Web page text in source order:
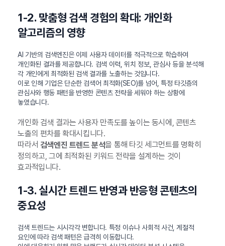
1-2. 맞춤형 검색 경험의 확대: 개인화
알고리즘의 영향
AI 기반의 검색엔진은 이제 사용자 데이터를 적극적으로 학습하여
개인화된 결과를 제공합니다. 검색 이력, 위치 정보, 관심사 등을 분석해
각 개인에게 최적화된 검색 결과를 노출하는 것입니다.
이로 인해 기업은 단순한 검색어 최적화(SEO)를 넘어, 특정 타깃층의
관심사와 행동 패턴을 반영한 콘텐츠 전략을 세워야 하는 상황에
놓였습니다.
개인화 검색 결과는 사용자 만족도를 높이는 동시에, 콘텐츠
노출의 편차를 확대시킵니다.
따라서 검색엔진 트렌드 분석을 통해 타깃 세그먼트를 명확히
정의하고, 그에 최적화된 키워드 전략을 설계하는 것이
효과적입니다.
1-3. 실시간 트렌드 반영과 반응형 콘텐츠의
중요성
검색 트렌드는 시시각각 변합니다. 특정 이슈나 사회적 사건, 계절적
요인에 따라 검색 패턴은 급격히 이동합니다.